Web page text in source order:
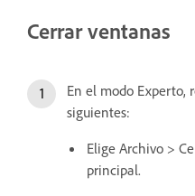
Cerrar ventanas
En el modo Experto,
siguientes:
Elige Archivo >
principal.